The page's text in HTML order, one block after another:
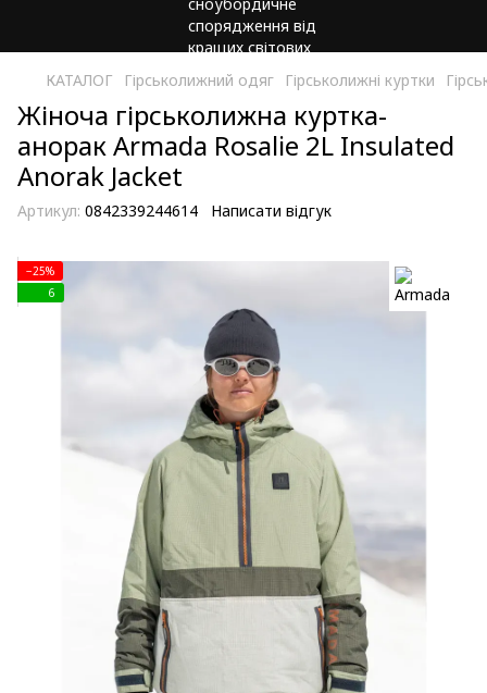
КАТАЛОГ Гірськолижний одяг Гірськолижні куртки
Жіноча гірськолижна куртка-
анорак Armada Rosalie 2L Insulated
Anorak Jacket
Артикул: 0842339244614 Написати відгук
−25%
6